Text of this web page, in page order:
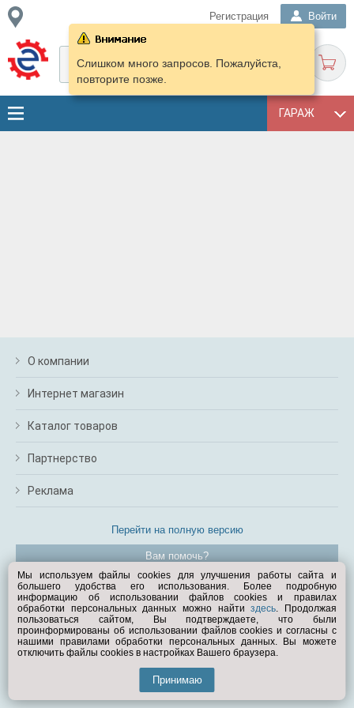
Регистрация Войти
ГАРАЖ
Слишком много запросов. Пожалуйста,
повторите позже.
О компании
Интернет магазин
Каталог товаров
Партнерство
Реклама
Перейти на полную версию
Вам помочь?
© Exist.ru 1998—2026
Мы используем файлы cookies для улучшения работы сайта и
большего удобства его использования. Более подробную
информацию об использовании файлов cookies и правилах
обработки персональных данных можно найтиздесь. Продолжая
пользоваться сайтом, Вы подтверждаете, что были
проинформированы об использовании файлов cookies и согласны с
нашими правилами обработки персональных данных. Вы можете
отключить файлы cookies в настройках Вашего браузера.
Принимаю